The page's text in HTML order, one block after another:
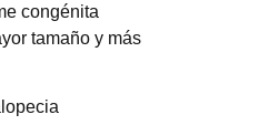
congénita
tamaño y más